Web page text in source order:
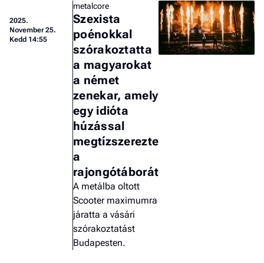
2025.
November 25.
Kedd 14:55
metalcore
Szexista
poénokkal
szórakoztatta
a magyarokat
a német
zenekar, amely
egy idióta
húzással
megtízszerezte
a
rajongótáborát
A metálba oltott
Scooter maximumra
járatta a vásári
szórakoztatást
Budapesten.